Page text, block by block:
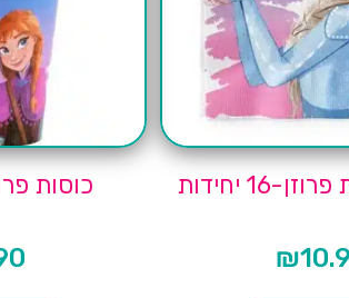
16 יחידות
₪
כוסות פרוזן- 8